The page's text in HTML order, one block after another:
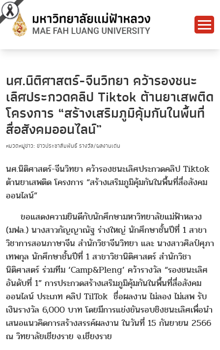
นศ.นิติศาสตร์-จีนวิทยา คว้ารองชนะ
เลิศประกวดคลิป Tiktok ต้านยาเสพติด
โครงการ “สร้างเสริมภูมิคุ้มกันในพื้นที่
สื่อสังคมออนไลน์”
หมวดหมู่ข่าว: ข่าวประชาสัมพันธ์ รางวัล/ผลงานเด่น
นศ.นิติศาสตร์-จีนวิทยา คว้ารองชนะเลิศประกวดคลิป Tiktok
ต้านยาเสพติด โครงการ “สร้างเสริมภูมิคุ้มกันในพื้นที่สื่อสังคม
ออนไลน์”
ขอแสดงความยินดีกับนักศึกษามหาวิทยาลัยแม่ฟ้าหลวง
(มฟล.) นางสาวกัญญาณัฐ ร่างใหญ่ นักศึกษาชั้นปีที่ 1 สาขา
วิชาการสอนภาษาจีน สำนักวิชาจีนวิทยา และ นางสาวศิลป์ศุภา
เทพกุล นักศึกษาชั้นปีที่ 1 สาขาวิชานิติศาสตร์ สำนักวิชา
นิติศาสตร์ ร่วมทีม ‘Camp&Pleng’ คว้ารางวัล “รองชนะเลิศ
อันดับที่ 1” การประกวดสร้างเสริมภูมิคุ้มกันในพื้นที่สื่อสังคม
ออนไลน์ ประเภท คลิป TilTok ชื่อผลงาน ไม่ลอง ไม่เสพ รับ
เงินรางวัล 6,000 บาท โดยมีการแข่งขันรอบชิงชนะเลิศเพื่อนำ
เสนอแนวคิดการสร้างสรรค์ผลงาน ในวันที่ 15 กันยายน 2566
ณ วิทยาลัยเชียงราย จ.เชียงราย